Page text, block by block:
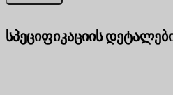
სპეციფიკაციის